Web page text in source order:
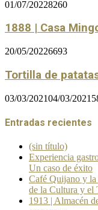
01/07/20228260
1888 | Casa
20/05/20226693
Tortilla de
03/03/202104/03/2021
Entradas recientes
(sin título)
Experiencia
Un caso de éxito
Café Quijano y
de la Cultura y el
1913 | Almacén